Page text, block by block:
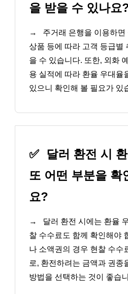
을 받을 수 있나요
→
주거래 은행을 이용하면
상품 등에 따라 고객 등급별
을 수 있습니다. 또한, 외화
용 실적에 따라 환율 우대율
있으니 확인해 볼 필요가 있
✅
달러 환전 시
또 어떤 부분을 확
요?
→
달러 환전 시에는 환율
찰 수수료도 함께 확인해야
나 소액권의 경우 현찰 수수
로, 환전하려는 금액과 권종
방법을 선택하는 것이 좋습